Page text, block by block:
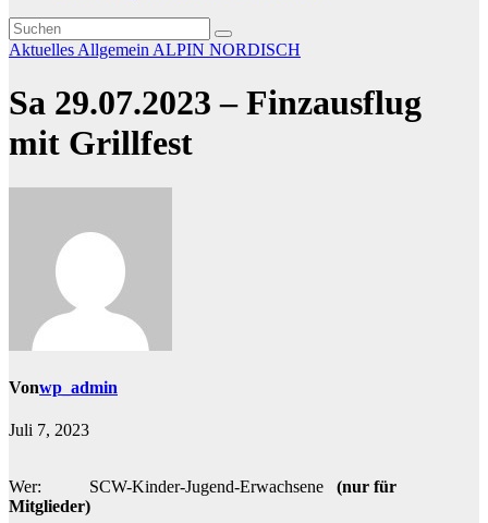
Aktuelles Allgemein ALPIN NORDISCH
Sa 29.07.2023 – Finzausflug
mit Grillfest
Vonwp_admin
Juli 7, 2023
Wer: SCW-Kinder-Jugend-Erwachsene
(nur für
Mitglieder)